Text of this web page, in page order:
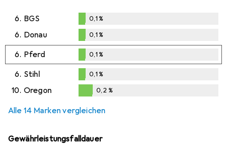
6. BGS
%
0,1%
6. Donau
0,1%
0,1%
6. Pferd
0,1%
0,1%
6. Stihl
%
0,1%
10. Oregon 0,2 %
Alle 14 Marken vergleichen
Gewährleistungsfalldauer